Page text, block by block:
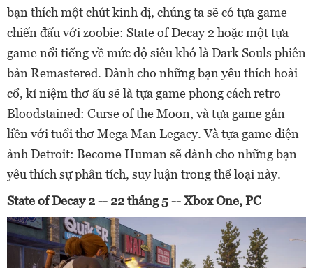
bạn thích một chút kinh dị, chúng ta sẽ có tựa game
chiến đấu với zoobie: State of Decay 2 hoặc một tựa
game nổi tiếng về mức độ siêu khó là Dark Souls phiên
bản Remastered. Dành cho những bạn yêu thích hoài
cổ, kỉ niệm thơ ấu sẽ là tựa game phong cách retro
Bloodstained: Curse of the Moon, và tựa game gắn
liền với tuổi thơ Mega Man Legacy. Và tựa game điện
ảnh Detroit: Become Human sẽ dành cho những bạn
yêu thích sự phân tích, suy luận trong thể loại này.
State of Decay 2 -- 22 tháng 5 -- Xbox One, PC